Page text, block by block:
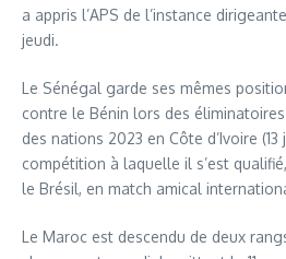
a appris l’APS de l’instance
jeudi.
Le Sénégal garde ses mêmes
contre le Bénin lors des
des nations 2023 en Côte d’Ivoire (13
compétition à laquelle il s’est
le Brésil, en match amical
Le Maroc est descendu de deux